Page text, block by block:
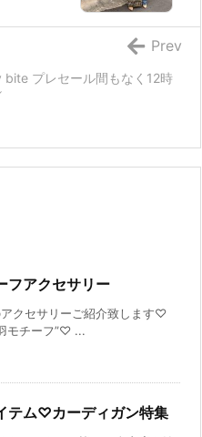
bite プレセール間もなく12時
Prev
フアクセサリー
クセサリーご紹介致します♡
モチーフ”♡ ...
テム♡カーディガン特集